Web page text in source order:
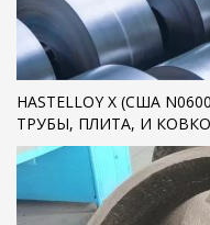
HASTELLOY X (США
ТРУБЫ, ПЛИТА, И